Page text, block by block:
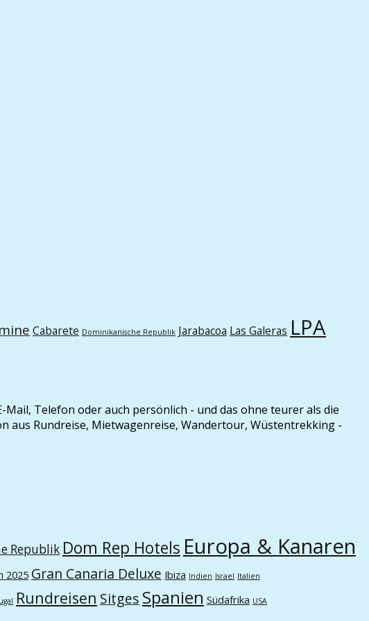
Cabarete Dominikanische Republik Jarabacoa Las Galeras LPA
Telefon oder auch persönlich - und das ohne teurer als die
aus Rundreise, Mietwagenreise, Wandertour, Wüstentrekking -
Republik Dom Rep Hotels Europa & Kanaren
2025 Gran Canaria Deluxe Ibiza Indien Israel Italien
Rundreisen Sitges Spanien Südafrika USA